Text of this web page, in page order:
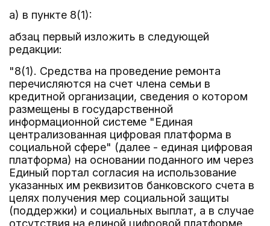
а) в пункте 8(1):
абзац первый изложить в следующей
редакции:
"8(1). Средства на проведение ремонта
перечисляются на счет члена семьи в
кредитной организации, сведения о котором
размещены в государственной
информационной системе "Единая
централизованная цифровая платформа в
социальной сфере" (далее - единая цифровая
платформа) на основании поданного им через
Единый портал согласия на использование
указанных им реквизитов банковского счета в
целях получения мер социальной защиты
(поддержки) и социальных выплат, а в случае
отсутствия на единой цифровой платформе